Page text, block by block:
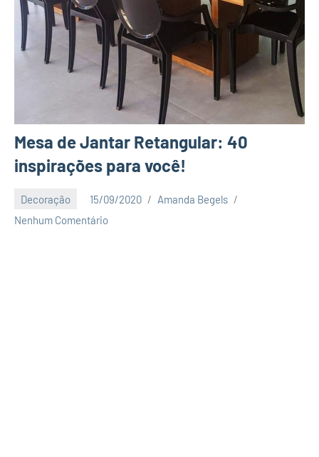
Mesa de Jantar Retangular: 40
inspirações para você!
Decoração 15/09/2020
Amanda Begels
Nenhum Comentário